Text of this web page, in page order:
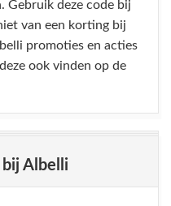
Gebruik deze code bij
van een korting bij
promoties en acties
ook vinden op de
Albelli